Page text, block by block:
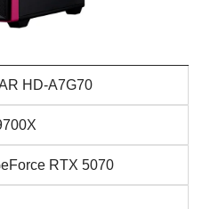
HD-A7G70
RTX 5070